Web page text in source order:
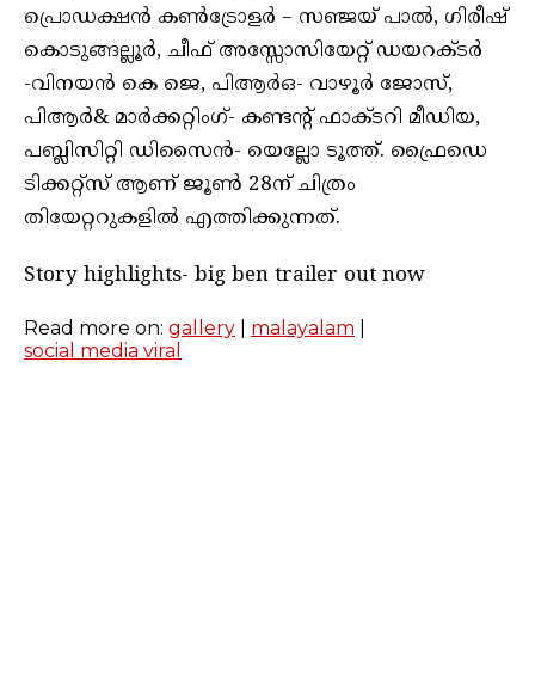
പ്രൊഡക്ഷൻ കൺട്രോളർ – സഞ്ജയ് പാൽ, ഗിരീഷ്
കൊടുങ്ങല്ലൂർ, ചീഫ് അസ്സോസിയേറ്റ് ഡയറക്ടർ
-വിനയൻ കെ ജെ, പിആർഒ- വാഴൂർ ജോസ്,
പിആർ& മാർക്കറ്റിം​ഗ്- കണ്ടന്റ് ഫാക്ടറി മീഡിയ,
പബ്ലിസിറ്റി ഡിസൈൻ- യെല്ലോ ടൂത്ത്. ഫ്രൈഡെ
ടിക്കറ്റ്സ് ആണ് ജൂൺ 28ന് ചിത്രം
തിയേറ്ററുകളിൽ എത്തിക്കുന്നത്.
Story highlights- big ben trailer out now
Read more on: gallery malayalam
social media viral